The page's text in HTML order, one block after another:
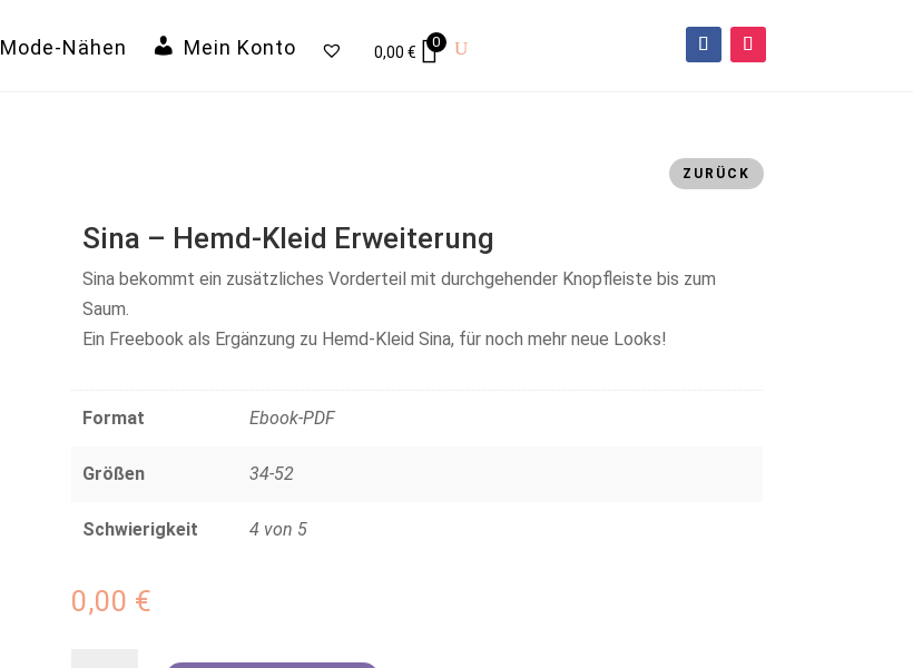
Mode-Nähen Mein Konto 0,00 €
0
ZURÜCK
Sina – Hemd-Kleid Erweiterung
Sina bekommt ein zusätzliches Vorderteil mit durchgehender Knopfleiste bis zum
Saum.
Ein Freebook als Ergänzung zu Hemd-Kleid Sina, für noch mehr neue Looks!
Format Ebook-PDF
Größen 34-52
Schwierigkeit 4 von 5
0,00 €